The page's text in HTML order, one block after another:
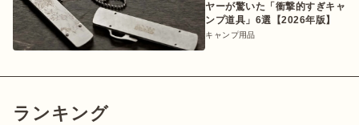
ヤーが驚いた「衝撃的すぎキャ
ンプ道具」6選【2026年版】
キャンプ用品
ランキング